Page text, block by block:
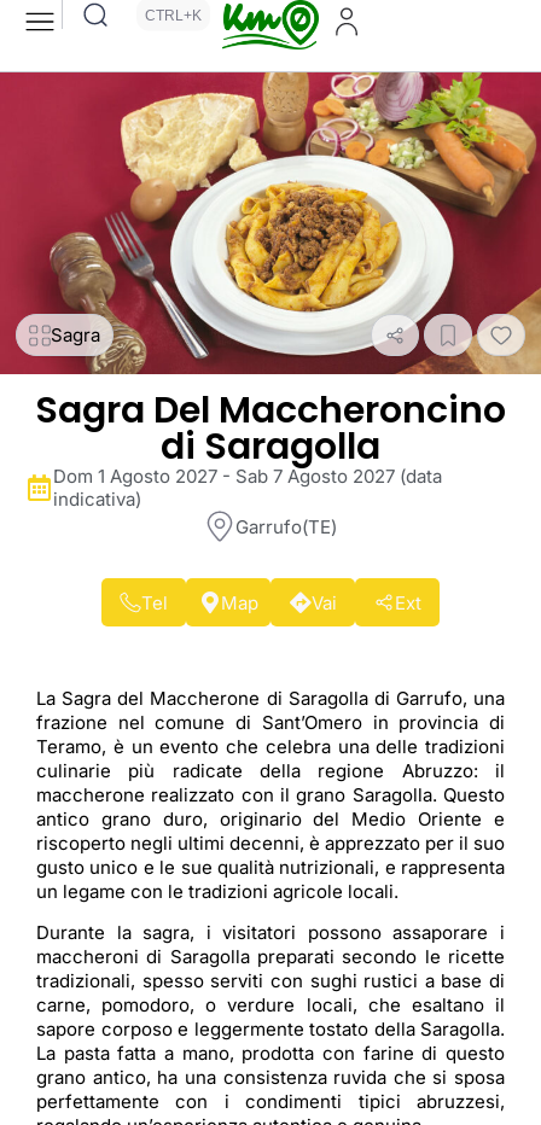
CTRL+K
Sagra
Sagra Del Maccheroncino
di Saragolla
Dom 1 Agosto 2027 - Sab 7 Agosto 2027 (data
indicativa)
Garrufo(TE)
Tel Map Vai Ext
La Sagra del Maccherone di Saragolla di Garrufo, una
frazione nel comune di Sant’Omero in provincia di
Teramo, è un evento che celebra una delle tradizioni
culinarie più radicate della regione Abruzzo: il
maccherone realizzato con il grano Saragolla. Questo
antico grano duro, originario del Medio Oriente e
riscoperto negli ultimi decenni, è apprezzato per il suo
gusto unico e le sue qualità nutrizionali, e rappresenta
un legame con le tradizioni agricole locali.
Durante la sagra, i visitatori possono assaporare i
maccheroni di Saragolla preparati secondo le ricette
tradizionali, spesso serviti con sughi rustici a base di
carne, pomodoro, o verdure locali, che esaltano il
sapore corposo e leggermente tostato della Saragolla.
La pasta fatta a mano, prodotta con farine di questo
grano antico, ha una consistenza ruvida che si sposa
perfettamente con i condimenti tipici abruzzesi,